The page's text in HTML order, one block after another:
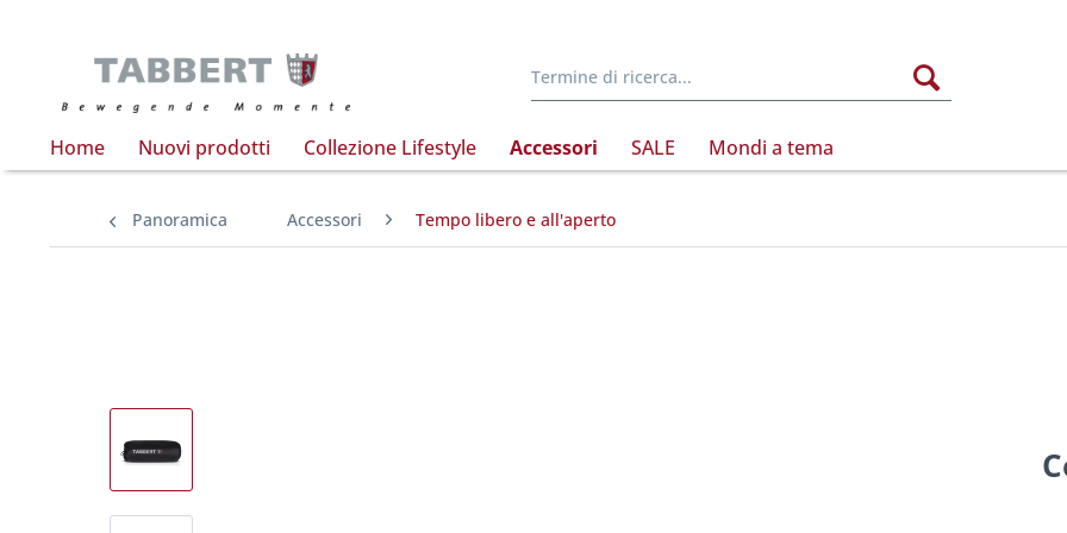
Home Nuovi prodotti Collezione Lifestyle Accessori SALE Mondi a tema
Panoramica Accessori Tempo libero e all'aperto